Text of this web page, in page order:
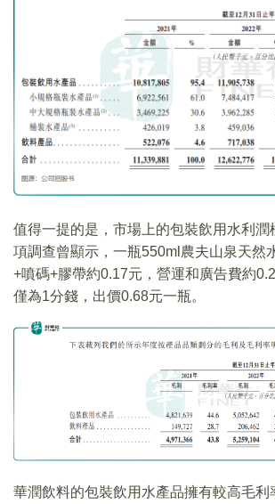
值得一提的是，市場上的包裝飲用水利潤
項調查曾顯示，一瓶550ml農夫山泉天然
+噴碼+膠帶約0.17元，營運和廣告費約
僅為1分錢，出價0.68元一瓶。
華潤飲料的包裝飲用水產品擁有較高毛利